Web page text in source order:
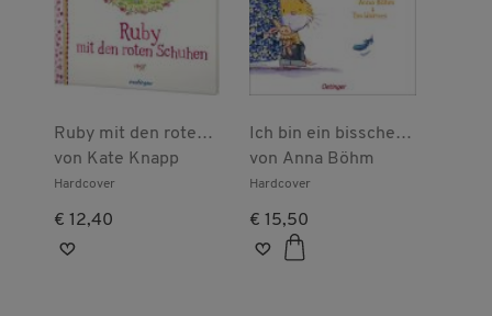
Ruby mit den roten
Schuhen 1: Ruby mit
den roten Schuhen
von Kate Knapp
Hardcover
€ 12,40
Ich bin ein bisschen
schüchtern
von Anna Böhm
Hardcover
€ 15,50